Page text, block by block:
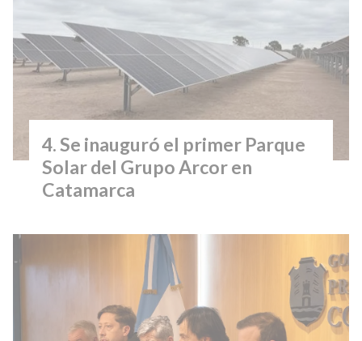
Se inauguró el primer Parque
Solar del Grupo Arcor en
Catamarca